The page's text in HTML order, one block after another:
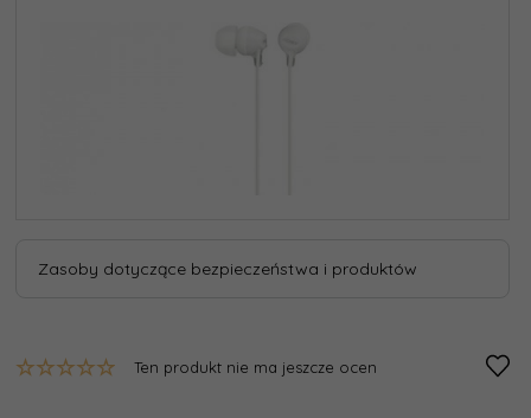
Zasoby dotyczące bezpieczeństwa i produktów
Ten produkt nie ma jeszcze ocen